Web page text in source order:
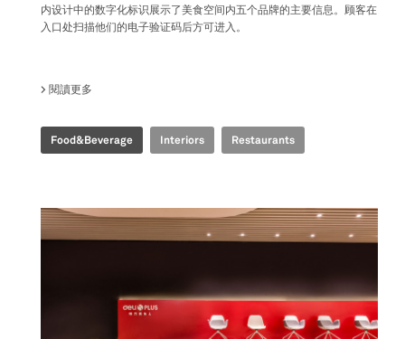
内设计中的数字化标识展示了美食空间内五个品牌的主要信息。顾客在
入口处扫描他们的电子验证码后方可进入。
閱讀更多
Food&Beverage Interiors Restaurants